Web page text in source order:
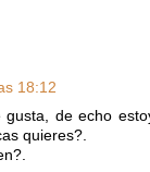
18:12
de echo
quieres?.